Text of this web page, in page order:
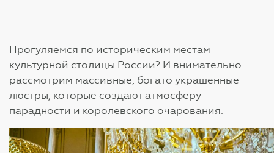
Прогуляемся по историческим местам
культурной столицы России? И внимательно
рассмотрим массивные, богато украшенные
люстры, которые создают атмосферу
парадности и королевского очарования: